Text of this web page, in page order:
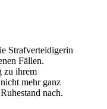
Strafverteidigerin
Fällen.
zu ihrem
mehr ganz
nach.